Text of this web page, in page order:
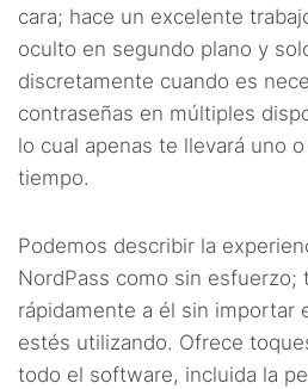
cara; hace un excelente
oculto en segundo plano y
discretamente cuando es
contraseñas en múltiples
lo cual apenas te llevará uno
tiempo.
Podemos describir la
NordPass como sin esfuerzo;
rápidamente a él sin importar
estés utilizando. Ofrece
todo el software, incluida la